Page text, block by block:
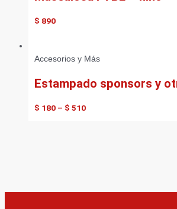
$ 890
Accesorios y Más
Estampado sponsors y
$ 180 – $ 510